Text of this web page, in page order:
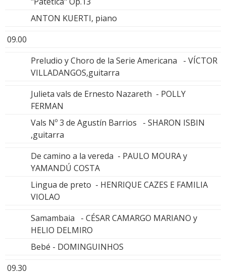
ANTON KUERTI, piano
09.00
Preludio y Choro de la Serie Americana - VÍCTOR
VILLADANGOS,guitarra
Julieta vals de Ernesto Nazareth - POLLY
FERMAN
Vals Nº 3 de Agustín Barrios - SHARON ISBIN
,guitarra
De camino a la vereda - PAULO MOURA y
YAMANDÚ COSTA
Lingua de preto - HENRIQUE CAZES E FAMILIA
VIOLAO
Samambaia - CÉSAR CAMARGO MARIANO y
HELIO DELMIRO
Bebé - DOMINGUINHOS
09.30